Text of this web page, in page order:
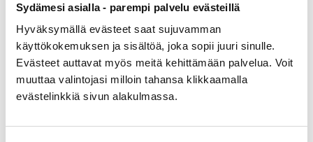
Sydämesi asialla - parempi palvelu evästeillä
Hyväksymällä evästeet saat sujuvamman
käyttökokemuksen ja sisältöä, joka sopii juuri sinulle.
Evästeet auttavat myös meitä kehittämään palvelua. Voit
muuttaa valintojasi milloin tahansa klikkaamalla
evästelinkkiä sivun alakulmassa.
Sydänjumpan ohjaajina toimivat FysioTähti Oy:n
ammattitaitoiset fysioterapeutit ja illan ohjelma vaihtuu joka
kerta. Suosittuja liikuntamuotoja ovat mm. kehonhuolto,
tuolijumppa, kuminauhajumppa, villasukkajumppa, keppijumppa,
tasapainoilu ja Physio Pilates.
Jokainen saa tehdä liikkeet oman kuntonsa ja taitonsa mukaan ja
liikerajoitusten varalta. Ohjaaja myös valvoo, ettei kukaan tee